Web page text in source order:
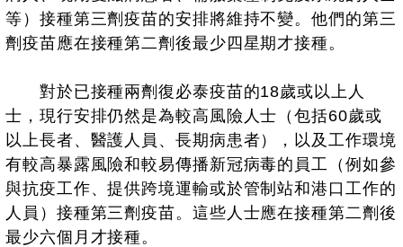
等）接種第三劑疫苗的安排將維持不變。他們的第三
劑疫苗應在接種第二劑後最少四星期才接種。
對於已接種兩劑復必泰疫苗的18歲或以上人
士，現行安排仍然是為較高風險人士（包括60歲或
以上長者、醫護人員、長期病患者），以及工作環境
有較高暴露風險和較易傳播新冠病毒的員工（例如參
與抗疫工作、提供跨境運輸或於管制站和港口工作的
人員）接種第三劑疫苗。這些人士應在接種第二劑後
最少六個月才接種。